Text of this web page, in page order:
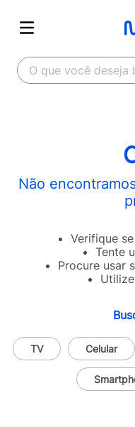
O que você deseja
Não
Verifique
Tente
Procure usar
TV Celular